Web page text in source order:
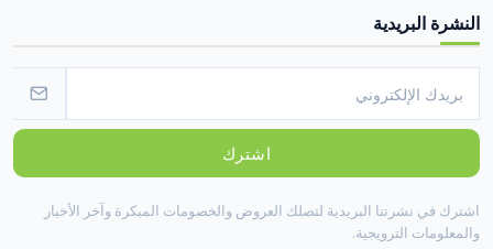
النشرة البريدية
اشترك
اشترك في نشرتنا البريدية لتصلك العروض والخصومات المبكرة وآخر الأخبار
والمعلومات الترويجية.